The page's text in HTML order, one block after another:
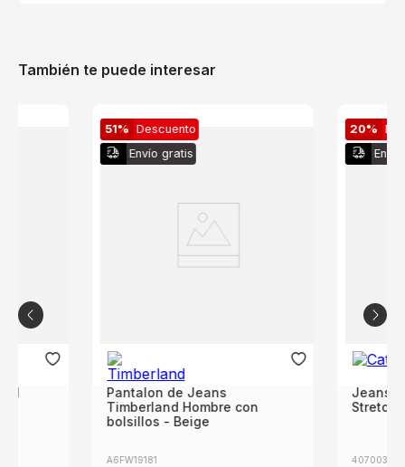
También te puede interesar
51% Descuento
Envío gratis
Pantalon de Jeans
Timberland Hombre con
bolsillos - Beige
A6FW19181
20%
Jeans
Stretch
4070032-